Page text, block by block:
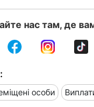
нас там, де
особи